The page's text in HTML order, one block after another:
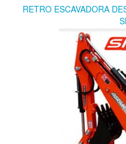
RETRO ESCAVADORA